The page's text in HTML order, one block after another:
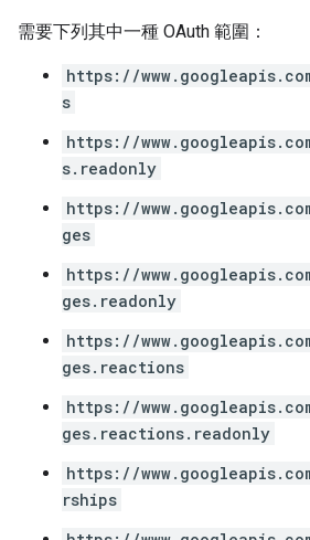
需要下列其中一種 OAuth 範圍：
https://
s
https://
s.readonly
https://
ges
https://
ges.readonly
https://
ges.reactions
https://
ges.reactions.readonly
https://
rships